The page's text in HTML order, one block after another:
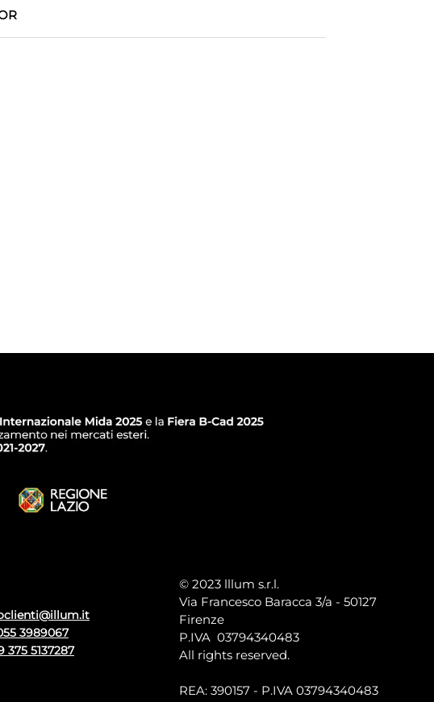
3989067
375 5137287
© 2023 lllum s.r.l.
Via Francesco Baracca 3/a - 50127
Firenze
P.IVA 03794340483
All rights reserved.
REA: 390157 - P.IVA 03794340483